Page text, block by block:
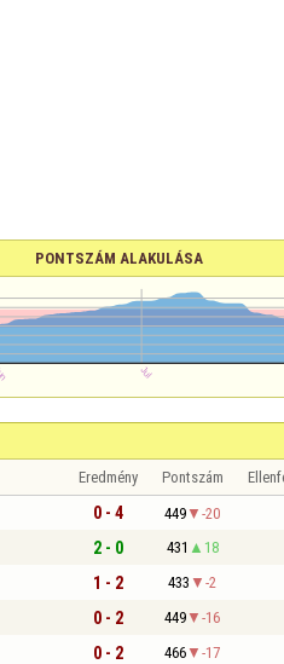
PONTSZÁM ALAKULÁSA
Eredmény Pontszám
0 - 4 449 -20
2 - 0 431 18
1 - 2 433 -2
0 - 2 449 -16
0 - 2 466 -17